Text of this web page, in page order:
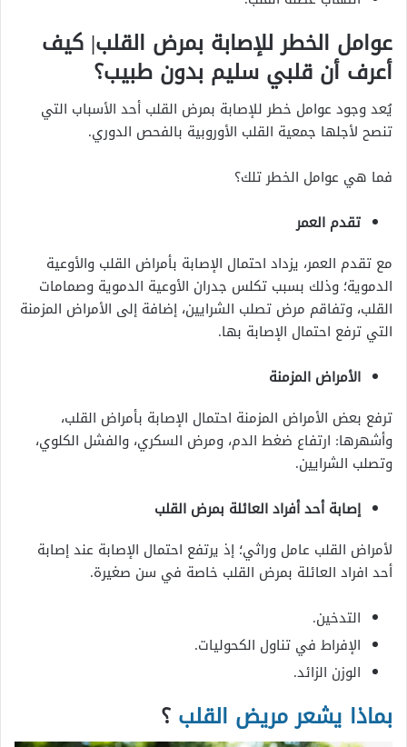
عوامل الخطر للإصابة بمرض القلب| كيف
أعرف أن قلبي سليم بدون طبيب؟
يُعد وجود عوامل خطر للإصابة بمرض القلب أحد الأسباب التي
تنصح لأجلها جمعية القلب الأوروبية بالفحص الدوري.
فما هي عوامل الخطر تلك؟
تقدم العمر
مع تقدم العمر، يزداد احتمال الإصابة بأمراض القلب والأوعية
الدموية؛ وذلك بسبب تكلس جدران الأوعية الدموية وصمامات
القلب، وتفاقم مرض تصلب الشرايين، إضافة إلى الأمراض المزمنة
التي ترفع احتمال الإصابة بها.
الأمراض المزمنة
ترفع بعض الأمراض المزمنة احتمال الإصابة بأمراض القلب،
وأشهرها: ارتفاع ضغط الدم، ومرض السكري، والفشل الكلوي،
وتصلب الشرايين.
إصابة أحد أفراد العائلة بمرض القلب
لأمراض القلب عامل وراثي؛ إذ يرتفع احتمال الإصابة عند إصابة
أحد افراد العائلة بمرض القلب خاصة في سن صغيرة.
التدخين.
الإفراط في تناول الكحوليات.
الوزن الزائد.
بماذا يشعر مريض القلب ؟